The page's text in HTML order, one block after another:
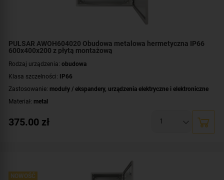
PULSAR AWOH604020 Obudowa metalowa hermetyczna IP66
600x400x200 z płytą montażową
Rodzaj urządzenia: obudowa
Klasa szczelności: IP66
Zastosowanie: moduły / ekspandery, urządzenia elektryczne i elektroniczne
Materiał: metal
Płyta montażowa, wymiary:
375.00 zł
NOWOŚĆ